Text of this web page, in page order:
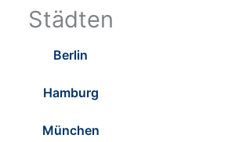
Städten
Berlin
Hamburg
München